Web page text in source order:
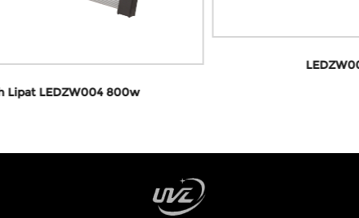
LEDZW002D Led Grow Light